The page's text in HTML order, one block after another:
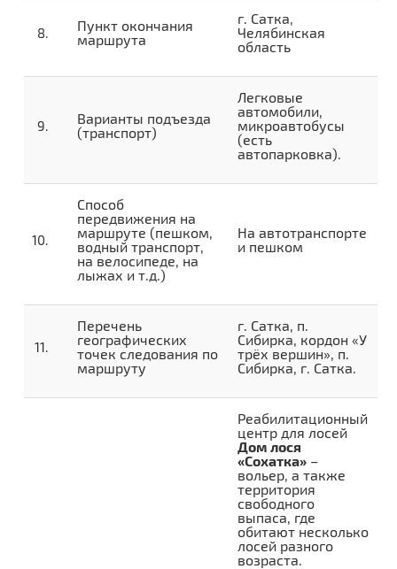
Пункт окончания
маршрута
г. Сатка,
Челябинская
область
Варианты подъезда
(транспорт)
Легковые
автомобили,
микроавтобусы
(есть
автопарковка).
Способ
передвижения на
маршруте (пешком,
водный транспорт,
на велосипеде, на
лыжах и т.д.)
На автотранспорте
и пешком
Перечень
географических
точек следования по
маршруту
г. Сатка, п.
Сибирка, кордон «У
трёх вершин», п.
Сибирка, г. Сатка.
Реабилитационный
центр для лосей
Дом лося
«Сохатка» –
вольер, а также
территория
свободного
выпаса, где
обитают несколько
лосей разного
возраста.